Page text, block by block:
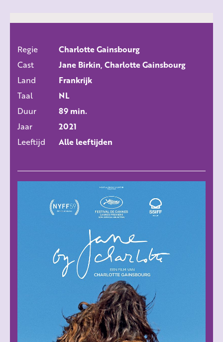
Regie
Charlotte Gainsbourg
Cast
Jane Birkin, Charlotte Gainsbourg
Land
Frankrijk
Taal
NL
Duur
89 min.
Jaar
2021
Leeftijd
Alle leeftijden